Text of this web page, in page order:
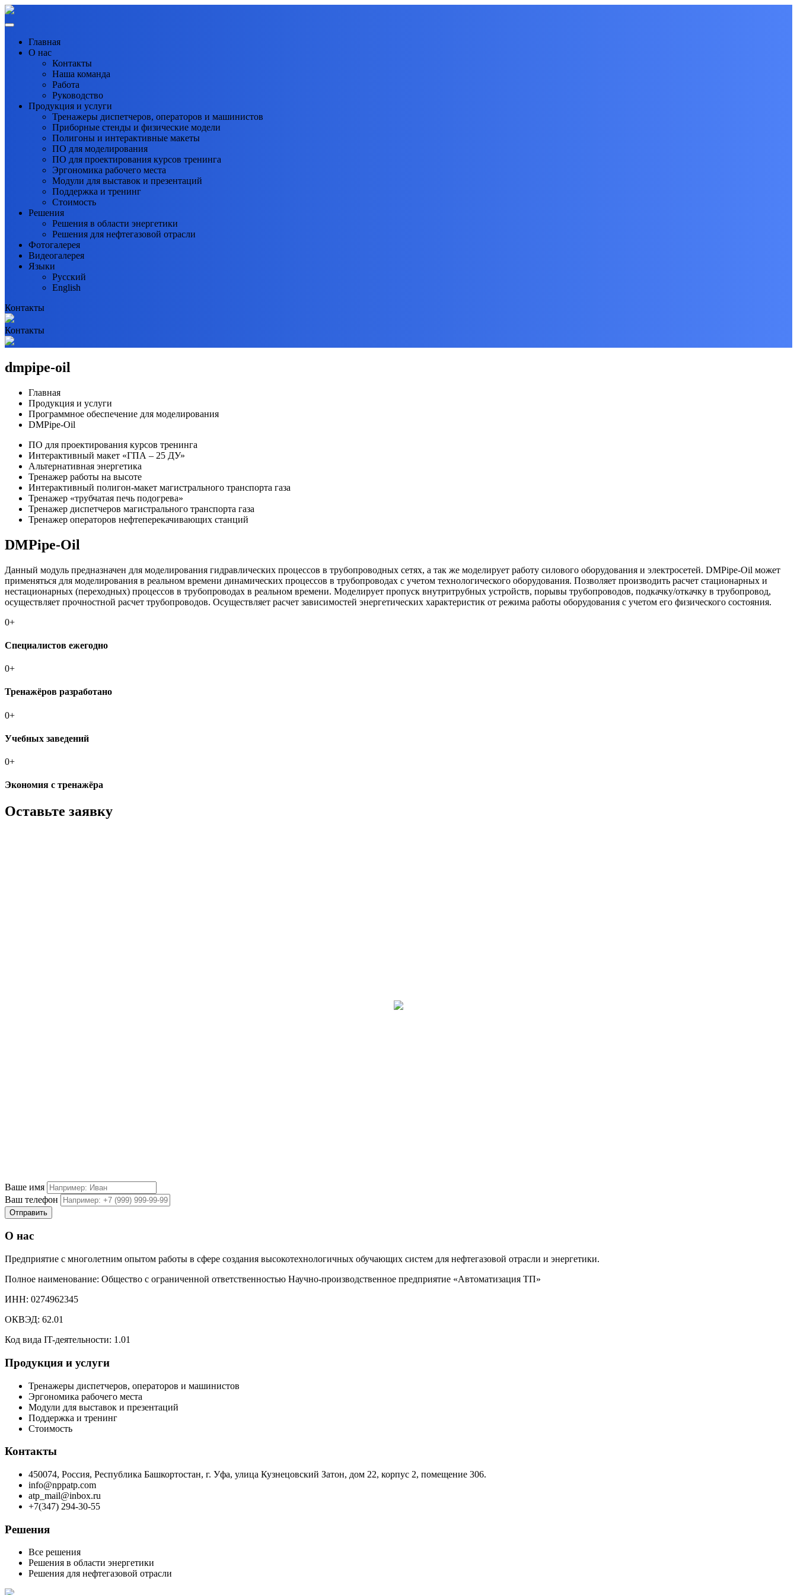
Главная
О нас
Контакты
Наша команда
Работа
Руководство
Продукция и услуги
Тренажеры диспетчеров, операторов и машинистов
Приборные стенды и физические модели
Полигоны и интерактивные макеты
ПО для моделирования
ПО для проектирования курсов тренинга
Эргономика рабочего места
Модули для выставок и презентаций
Поддержка и тренинг
Стоимость
Решения
Решения в области энергетики
Решения для нефтегазовой отрасли
Фотогалерея
Видеогалерея
Языки
Русский
English
Контакты
Контакты
dmpipe-oil
Главная
Продукция и услуги
Программное обеспечение для моделирования
DMPipe-Oil
ПО для проектирования курсов тренинга
Интерактивный макет «ГПА – 25 ДУ»
Альтернативная энергетика
Тренажер работы на высоте
Интерактивный полигон-макет магистрального транспорта газа
Тренажер «трубчатая печь подогрева»
Тренажер диспетчеров магистрального транспорта газа
Тренажер операторов нефтеперекачивающих станций
DMPipe-Oil
Данный модуль предназначен для моделирования гидравлических процессов в трубопроводных сетях, а так же моделирует работу силового оборудования и электросетей. DMPipe-Oil может
применяться для моделирования в реальном времени динамических процессов в трубопроводах с учетом технологического оборудования. Позволяет производить расчет стационарных и
нестационарных (переходных) процессов в трубопроводах в реальном времени. Моделирует пропуск внутритрубных устройств, порывы трубопроводов, подкачку/откачку в трубопровод,
осуществляет прочностной расчет трубопроводов. Осуществляет расчет зависимостей энергетических характеристик от режима работы оборудования с учетом его физического состояния.
0+
Специалистов ежегодно
0+
Тренажёров разработано
0+
Учебных заведений
0+
Экономия с тренажёра
Оставьте заявку
Ваше имя
Ваш телефон
О нас
Предприятие с многолетним опытом работы в сфере создания высокотехнологичных обучающих систем для нефтегазовой отрасли и энергетики.
Полное наименование: Общество с ограниченной ответственностью Научно-производственное предприятие «Автоматизация ТП»
ИНН: 0274962345
ОКВЭД: 62.01
Код вида IT-деятельности: 1.01
Продукция и услуги
Тренажеры диспетчеров, операторов и машинистов
Эргономика рабочего места
Модули для выставок и презентаций
Поддержка и тренинг
Стоимость
Контакты
450074, Россия, Республика Башкортостан, г. Уфа, улица Кузнецовский Затон, дом 22, корпус 2, помещение 306.
info@nppatp.com
atp_mail@inbox.ru
+7(347) 294-30-55
Решения
Все решения
Решения в области энергетики
Решения для нефтегазовой отрасли